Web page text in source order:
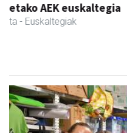
Ikasmin ikasketa zentroa
Urnieta - Ikasketa zentroak